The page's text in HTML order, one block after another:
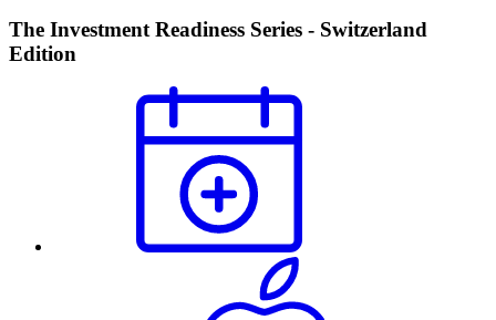
The Investment Readiness Series - Switzerland
Edition